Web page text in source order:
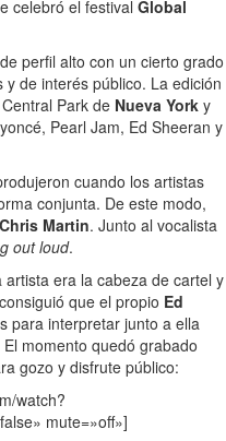
celebró el festival Global
perfil alto con un cierto grado
de interés público. La edición
Park de Nueva York y
Pearl Jam, Ed Sheeran y
cuando los artistas
conjunta. De este modo,
Chris Martin. Junto al vocalista
out loud.
artista era la cabeza de cartel y
que el propio Ed
para interpretar junto a ella
El momento quedó grabado
gozo y disfrute público:
watch?
mute=»off»]